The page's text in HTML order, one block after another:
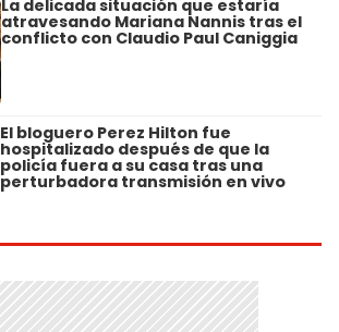
La delicada situación que estaría
atravesando Mariana Nannis tras el
conflicto con Claudio Paul Caniggia
El bloguero Perez Hilton fue
hospitalizado después de que la
policía fuera a su casa tras una
perturbadora transmisión en vivo